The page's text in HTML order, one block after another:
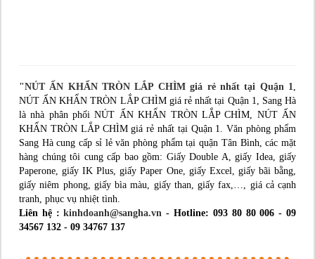
"NÚT ẤN KHẨN TRÒN LẮP CHÌM giá rẻ nhất tại Quận 1,
NÚT ẤN KHẨN TRÒN LẮP CHÌM giá rẻ nhất tại Quận 1, Sang Hà
là nhà phân phối NÚT ẤN KHẨN TRÒN LẮP CHÌM, NÚT ẤN
KHẨN TRÒN LẮP CHÌM giá rẻ nhất tại Quận 1. Văn phòng phẩm
Sang Hà cung cấp sỉ lẻ văn phòng phẩm tại quận Tân Bình, các mặt
hàng chúng tôi cung cấp bao gồm: Giấy Double A, giấy Idea, giấy
Paperone, giấy IK Plus, giấy Paper One, giấy Excel, giấy bãi bằng,
giấy niêm phong, giấy bìa màu, giấy than, giấy fax,…, giá cả cạnh
tranh, phục vụ nhiệt tình.
Liên hệ :kinhdoanh@sangha.vn - Hotline: 093 80 80 006 - 09
34567 132 - 09 34767 137